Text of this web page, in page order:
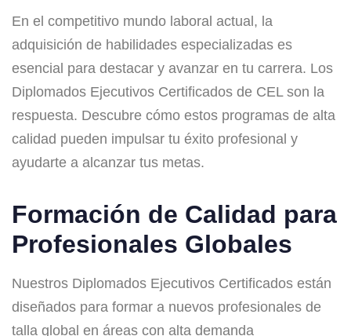
En el competitivo mundo laboral actual, la
adquisición de habilidades especializadas es
esencial para destacar y avanzar en tu carrera. Los
Diplomados Ejecutivos Certificados de CEL son la
respuesta. Descubre cómo estos programas de alta
calidad pueden impulsar tu éxito profesional y
ayudarte a alcanzar tus metas.
Formación de Calidad para
Profesionales Globales
Nuestros Diplomados Ejecutivos Certificados están
diseñados para formar a nuevos profesionales de
talla global en áreas con alta demanda